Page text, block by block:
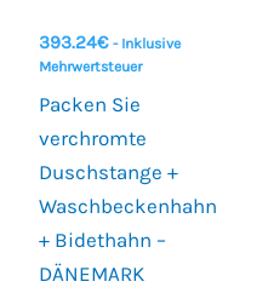
393.24€ - Inklusive
Mehrwertsteuer
Packen Sie
verchromte
Duschstange +
Waschbeckenhahn
+ Bidethahn –
DÄNEMARK